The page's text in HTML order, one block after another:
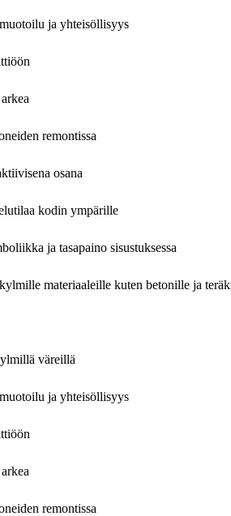
ja yhteisöllisyys
remontissa
osana
kodin ympärille
ja tasapaino sisustuksessa
materiaaleille kuten betonille ja
väreillä
ja yhteisöllisyys
remontissa